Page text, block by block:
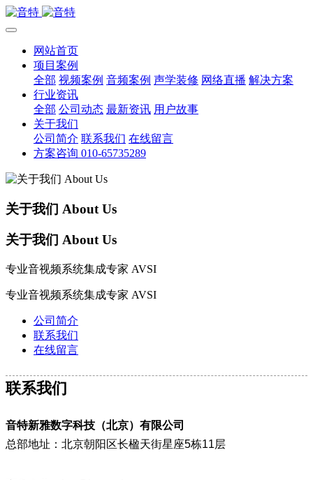
网站首页
项目案例
全部 视频案例 音频案例 声学装修 网络直播 解决方案
行业资讯
全部 公司动态 最新资讯 用户故事
关于我们
公司简介 联系我们 在线留言
方案咨询 010-65735289
关于我们 About Us
关于我们 About Us
专业音视频系统集成专家 AVSI
专业音视频系统集成专家 AVSI
公司简介
联系我们
在线留言
联系我们
音特新雅数字科技（北京）有限公司
总部地址：北京朝阳区长楹天街星座5栋11层